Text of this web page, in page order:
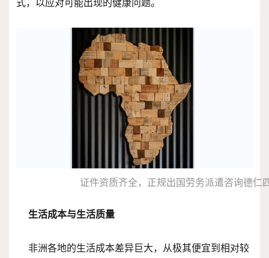
式，以应对可能出现的健康问题。
证件资质齐全，正规出国劳务派遣咨询德仁
生活成本与生活质量
非洲各地的生活成本差异巨大，从极其便宜到相对较